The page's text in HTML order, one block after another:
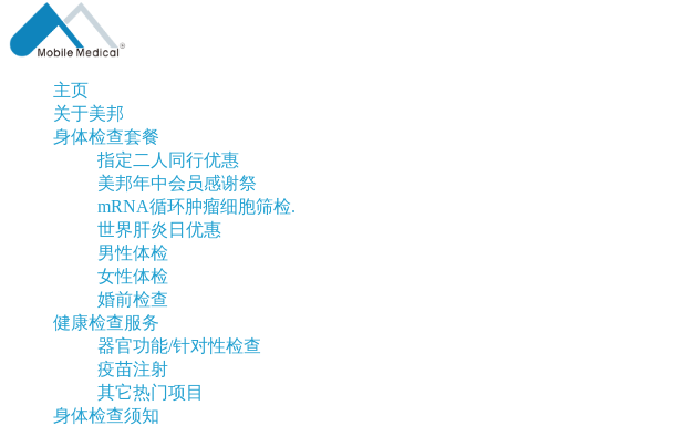
主页
关于美邦
身体检查套餐
指定二人同行优惠
美邦年中会员感谢祭
mRNA循环肿瘤细胞筛检.
世界肝炎日优惠
男性体检
女性体检
婚前检查
健康检查服务
器官功能/针对性检查
疫苗注射
其它热门项目
身体检查须知